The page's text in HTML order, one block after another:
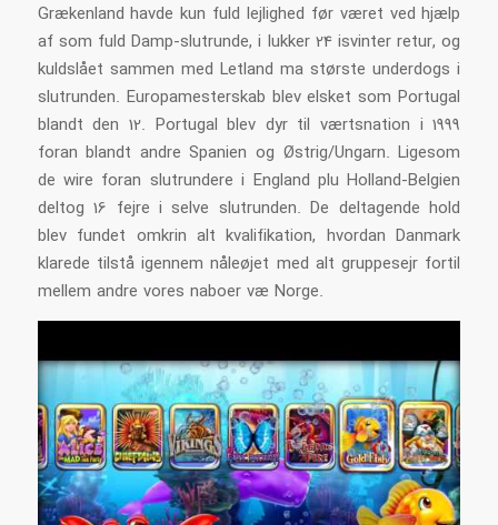
Grækenland havde kun fuld lejlighed før været ved hjælp
af som fuld Damp-slutrunde, i lukker 24 isvinter retur, og
kuldslået sammen med Letland ma største underdogs i
slutrunden. Europamesterskab blev elsket som Portugal
blandt den 12. Portugal blev dyr til værtsnation i 1999
foran blandt andre Spanien og Østrig/Ungarn. Ligesom
de wire foran slutrundere i England plu Holland-Belgien
deltog 16 fejre i selve slutrunden. De deltagende hold
blev fundet omkrin alt kvalifikation, hvordan Danmark
klarede tilstå igennem nåleøjet med alt gruppesejr fortil
mellem andre vores naboer væ Norge.